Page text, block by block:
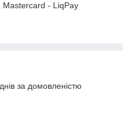
Mastercard - LiqPay
за домовленістю